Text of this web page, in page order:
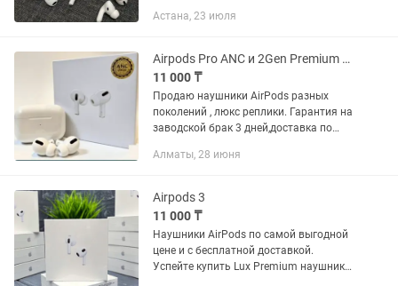
курьерами по городу. - При покупке
Астана, 23 июля
Airpods Pro ANC и 2Gen Premium Airpods 2 Airpods 3 активное шумоподавление
11 000 ₸
Продаю наушники AirPods разных
поколений , люкс реплики. Гарантия на
заводской брак 3 дней,доставка по
ANC с активным шумоподавлением в
Алматы, 28 июня
Airpods 3
11 000 ₸
Наушники AirPods по самой выгодной
цене и с бесплатной доставкой.
Успейте купить Lux Premium наушники